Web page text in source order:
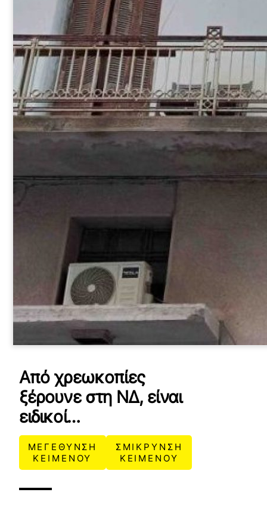
Από χρεωκοπίες
ξέρουνε στη ΝΔ, είναι
ειδικοί…
ΜΕΓΕΘΥΝΣΗ
ΚΕΙΜΕΝΟΥ
ΣΜΙΚΡΥΝΣΗ
ΚΕΙΜΕΝΟΥ